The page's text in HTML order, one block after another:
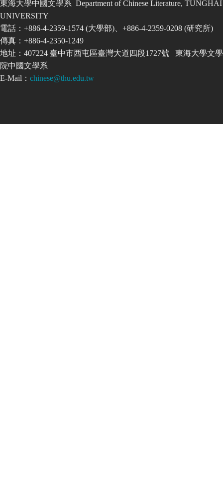
東海大學中國文學系 Department of Chinese Literature, TUNGHAI
UNIVERSITY
電話：+886-4-2359-1574 (大學部)、+886-4-2359-0208 (研究所)
傳真：+886-4-2350-1249
地址：407224 臺中市西屯區臺灣大道四段1727號 東海大學文學
院中國文學系
E-Mail： chinese@thu.edu.tw